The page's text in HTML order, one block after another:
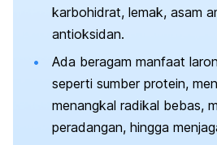
karbohidrat, lemak, asam
antioksidan.
Ada beragam manfaat
seperti sumber protein,
menangkal radikal bebas,
peradangan, hingga